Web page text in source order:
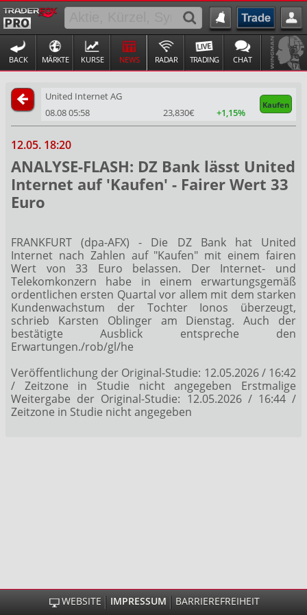
BACK MÄRKTE KURSE NEWS RADAR TRADING CHAT
United Internet AG
Kaufen
08.08 05:58 23,830€ +1,15%
12.05. 18:20
ANALYSE-FLASH: DZ Bank lässt United
Internet auf 'Kaufen' - Fairer Wert 33
Euro
FRANKFURT (dpa-AFX) - Die DZ Bank hat United
Internet nach Zahlen auf "Kaufen" mit einem fairen
Wert von 33 Euro belassen. Der Internet- und
Telekomkonzern habe in einem erwartungsgemäß
ordentlichen ersten Quartal vor allem mit dem starken
Kundenwachstum der Tochter Ionos überzeugt,
schrieb Karsten Oblinger am Dienstag. Auch der
bestätigte Ausblick entspreche den
Erwartungen./rob/gl/he
Veröffentlichung der Original-Studie: 12.05.2026 / 16:42
/ Zeitzone in Studie nicht angegeben Erstmalige
Weitergabe der Original-Studie: 12.05.2026 / 16:44 /
Zeitzone in Studie nicht angegeben
WEBSITE IMPRESSUM BARRIEREFREIHEIT